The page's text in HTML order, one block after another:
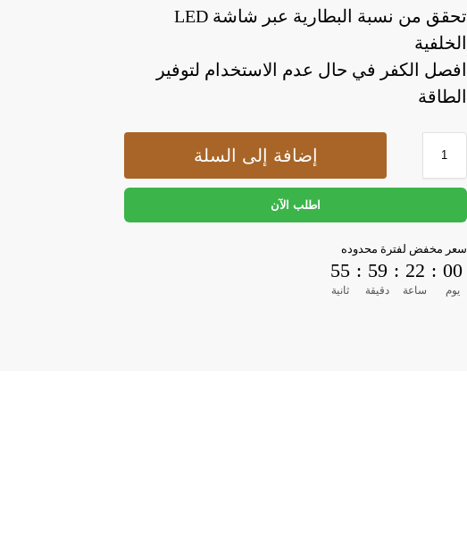
تحقق من نسبة البطارية عبر شاشة LED
الخلفية
افصل الكفر في حال عدم الاستخدام لتوفير
الطاقة
إضافة إلى السلة
اطلب الآن
سعر مخفض لفترة محدوده
00
يوم
:
22
ساعة
:
59
دقيقة
:
54
ثانية